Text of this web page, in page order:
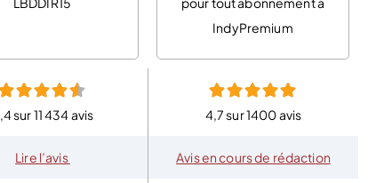
sur 11 434 avis
Lire l’avis
IndyPremium
4,7 sur 1400 avis
Avis en cours de rédaction